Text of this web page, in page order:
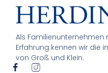
Als Familienunternehmen
Erfahrung kennen wir die
von Groß und Klein.
I
I